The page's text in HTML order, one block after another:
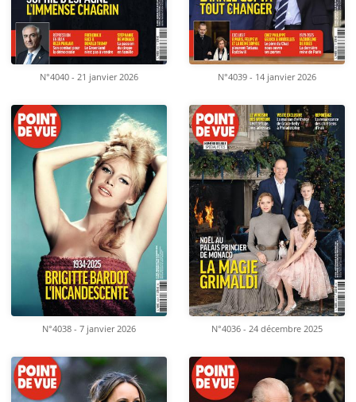
N°4040 - 21 janvier 2026 N°4039 - 14 janvier 2026
N°4038 - 7 janvier 2026 N°4036 - 24 décembre 2025